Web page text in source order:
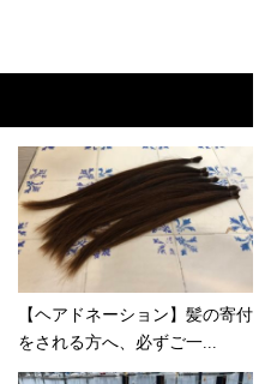
【ヘアドネーション】髪の寄付
をされる方へ、必ずご一...